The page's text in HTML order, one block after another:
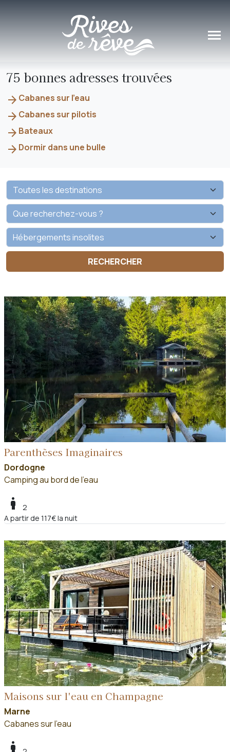
75 bonnes adresses trouvées
arrow_forward Cabanes sur l'eau
arrow_forward Cabanes sur pilotis
arrow_forward Bateaux
arrow_forward Dormir dans une bulle
Parenthèses Imaginaires
Dordogne
Camping au bord de l'eau
boy
2
A partir de 117€ la nuit
Maisons sur l'eau en Champagne
Marne
Cabanes sur l'eau